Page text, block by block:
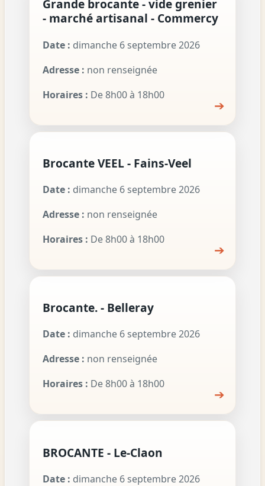
Grande brocante - vide grenier
- marché artisanal - Commercy
Date : dimanche 6 septembre 2026
Adresse : non renseignée
Horaires : De 8h00 à 18h00
➔
Brocante VEEL - Fains-Veel
Date : dimanche 6 septembre 2026
Adresse : non renseignée
Horaires : De 8h00 à 18h00
➔
Brocante. - Belleray
Date : dimanche 6 septembre 2026
Adresse : non renseignée
Horaires : De 8h00 à 18h00
➔
BROCANTE - Le-Claon
Date : dimanche 6 septembre 2026